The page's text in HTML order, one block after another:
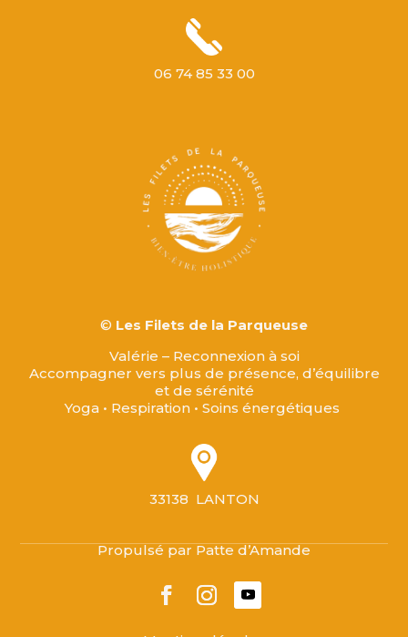
06 74 85 33 00
© Les Filets de la Parqueuse
Valérie – Reconnexion à soi
Accompagner vers plus de présence, d’équilibre
et de sérénité
Yoga • Respiration • Soins énergétiques
33138 LANTON
Propulsé par Patte d’Amande